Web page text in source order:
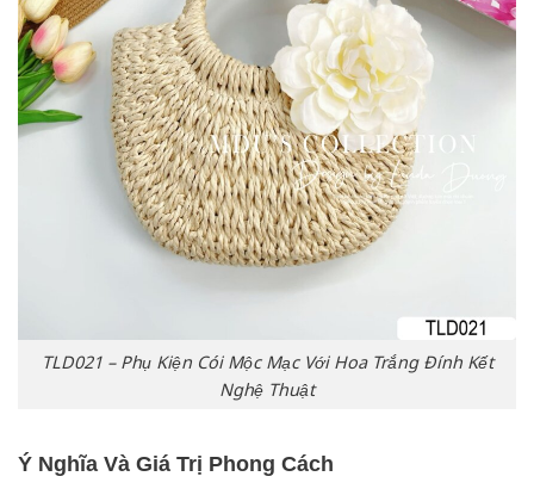
TLD021 – Phụ Kiện Cói Mộc Mạc Với Hoa Trắng Đính Kết
Nghệ Thuật
Ý Nghĩa Và Giá Trị Phong Cách